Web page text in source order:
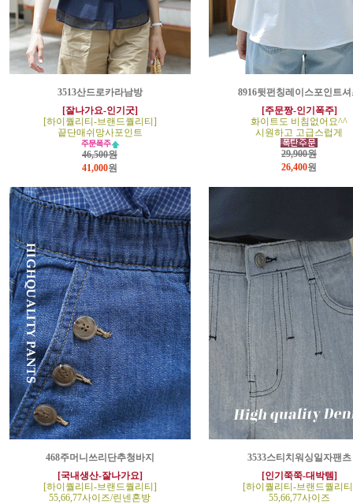
3513산드로카라남방
[잘나가요-인기굿]
[하이퀄리티-브랜드퀄리티]
끝단매쉬망사포인트
46,500원
41,000원
8916뒷펀칭레이스포인트셔
[주문짱-인기폭주]
화이트도 비침없어요^^
시원하고 고급스럽게
29,900원
26,400원
468주머니쓰리단추청바지
[국내생산-잘나가요]
[하이퀄리티-브랜드퀄리티]
55,66,77사이즈/린넨혼방
3533스티치워싱일자팬츠
[인기쭉쭉-대박템]
[하이퀄리티-브랜드퀄리
55,66,77사이즈